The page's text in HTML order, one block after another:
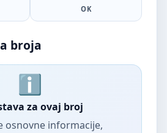
OK
broja
za ovaj broj
osnovne informacije,